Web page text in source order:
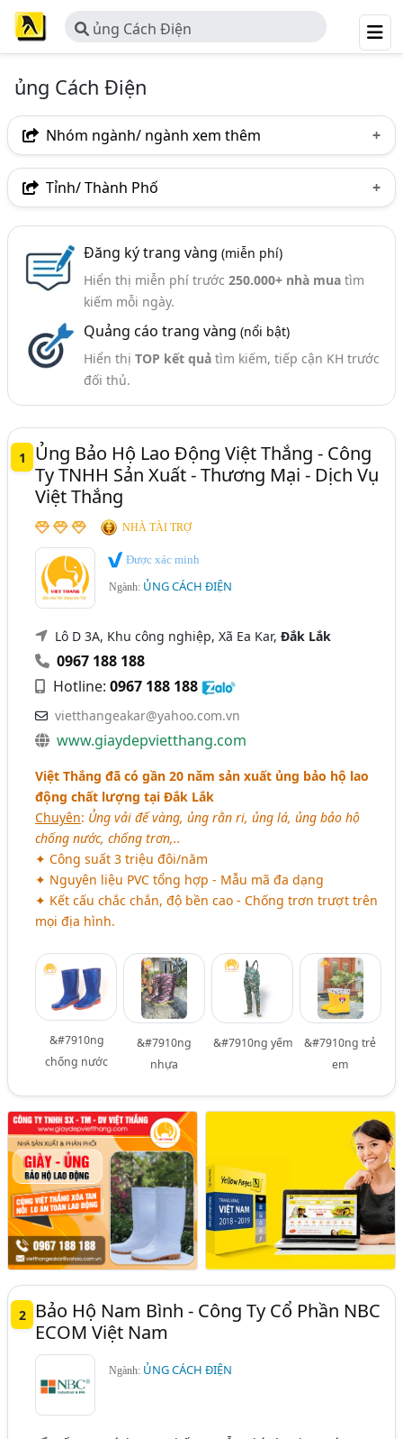
ủng Cách Điện
ủng Cách Điện
Nhóm ngành/ ngành xem thêm
Ngành nghề
Ngành xem thêm
Thiết Bị An Toàn Ngành Điện (55)
Tỉnh/ Thành Phố
Đăng ký trang vàng (miễn phí)
Hiển thị miễn phí trước 250.000+ nhà muatìm
kiếm mỗi ngày.
Quảng cáo trang vàng (nổi bật)
Hiển thị TOP kết quảtìm kiếm, tiếp cận KH trước
đối thủ.
1
Ủng Bảo Hộ Lao Động Việt Thắng - Công
Ty TNHH Sản Xuất - Thương Mại - Dịch Vụ
Việt Thắng
NHÀ TÀI TRỢ
Được xác minh
Ngành: ỦNG CÁCH ĐIỆN
Lô D 3A, Khu công nghiệp, Xã Ea Kar,Đắk Lắk
0967 188 188
Hotline:0967 188 188
vietthangeakar@yahoo.com.vn
www.giaydepvietthang.com
Việt Thắng đã có gần 20 năm sản xuất ủng bảo hộ lao
động chất lượng tại Đắk Lắk
Chuyên: Ủng vải đế vàng, ủng rằn ri, ủng lá, ủng bảo hộ
chống nước, chống trơn,..
✦ Công suất 3 triệu đôi/năm
✦ Nguyên liệu PVC tổng hợp - Mẫu mã đa dạng
✦ Kết cấu chắc chắn, độ bền cao - Chống trơn trượt trên
mọi địa hình.
&#7910ng
chống nước
&#7910ng
nhựa
&#7910ng yếm
&#7910ng trẻ
em
2
Bảo Hộ Nam Bình - Công Ty Cổ Phần NBC
ECOM Việt Nam
Ngành: ỦNG CÁCH ĐIỆN